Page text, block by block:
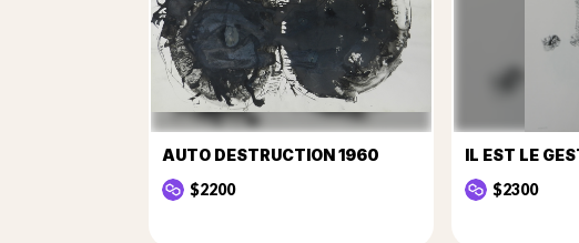
AUTO DESTRUCTION 1960
$2200
$2300